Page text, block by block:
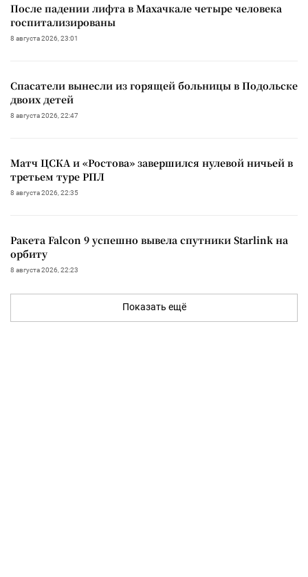
После падении лифта в Махачкале четыре человека
госпитализированы
8 августа 2026, 23:01
Спасатели вынесли из горящей больницы в Подольске
двоих детей
8 августа 2026, 22:47
Матч ЦСКА и «Ростова» завершился нулевой ничьей в
третьем туре РПЛ
8 августа 2026, 22:35
Ракета Falcon 9 успешно вывела спутники Starlink на
орбиту
8 августа 2026, 22:23
Показать ещё